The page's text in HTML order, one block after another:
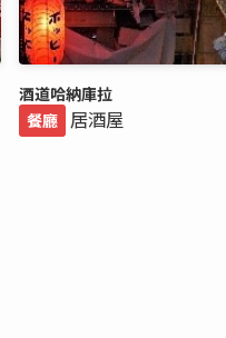
酒道哈納庫拉
餐廳 居酒屋